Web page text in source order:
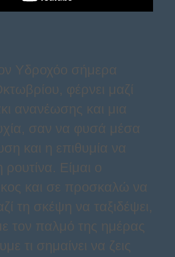
Υδροχόο σήμερα
φέρνει μαζί
ανανέωσης και μια
σαν να φυσά μέσα
και η επιθυμία να
Είμαι ο
και σε προσκαλώ να
τη σκέψη να ταξιδέψει,
τον παλμό της ημέρας
τι σημαίνει να ζεις